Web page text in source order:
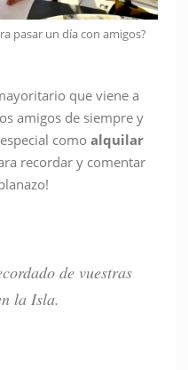
pasar un día con amigos?
que viene a
amigos de siempre y
comoalquilar
recordar y comentar
de vuestras
la Isla.